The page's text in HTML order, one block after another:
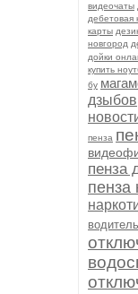
видеочаты
дебетовая
карты
новгород
дойки
купить
бу
дзыбов
пенза
пенза
пенза
водитель